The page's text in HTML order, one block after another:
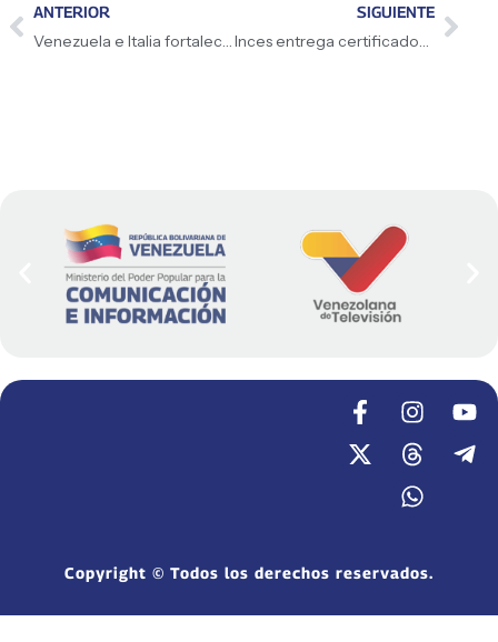
ANTERIOR
Venezuela e Italia fortalecen lazos mediante la cooperación en patrimonio cultural
SIGUIENTE
Inces entrega certificados internacionales a miles de trabajadores
Copyright © Todos los derechos reservados.